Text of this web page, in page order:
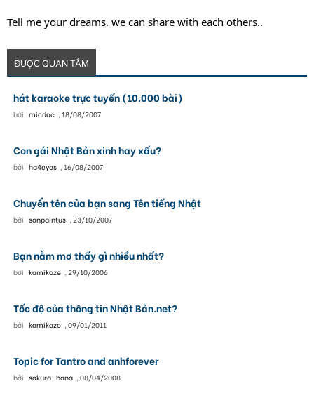
Tell me your dreams, we can share with each others..
ĐƯỢC QUAN TÂM
hát karaoke trực tuyến (10.000 bài)
bởi micdac , 18/08/2007
Con gái Nhật Bản xinh hay xấu?
bởi ha4eyes , 16/08/2007
Chuyển tên của bạn sang Tên tiếng Nhật
bởi sonpaintus , 23/10/2007
Bạn nằm mơ thấy gì nhiều nhất?
bởi kamikaze , 29/10/2006
Tốc độ của thông tin Nhật Bản.net?
bởi kamikaze , 09/01/2011
Topic for Tantro and anhforever
bởi sakura_hana , 08/04/2008